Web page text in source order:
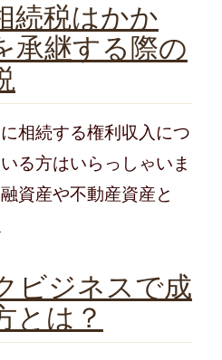
続税はかか
承継する際の
相続する権利収入につ
る方はいらっしゃいま
資産や不動産資産と
ビジネスで成
とは？